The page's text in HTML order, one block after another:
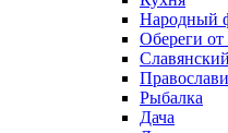
Народный
Обереги
Рыбалка
Дача